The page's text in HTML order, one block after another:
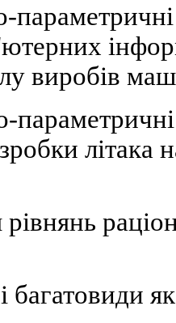
параметричні
виробів
літака
багатовиди